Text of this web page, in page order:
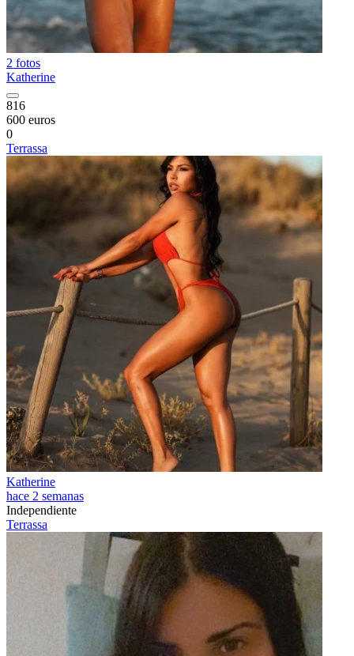
2 fotos
Katherine
816
600 euros
0
Terrassa
Katherine
hace 2 semanas
Independiente
Terrassa